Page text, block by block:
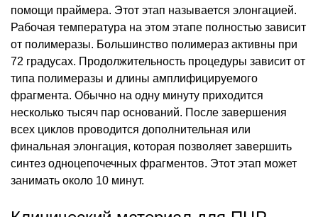
помощи праймера. Этот этап называется элонгацией.
Рабочая температура на этом этапе полностью зависит
от полимеразы. Большинство полимераз активны при
72 градусах. Продолжительность процедуры зависит от
типа полимеразы и длины амплифицируемого
фрагмента. Обычно на одну минуту приходится
несколько тысяч пар оснований. После завершения
всех циклов проводится дополнительная или
финальная элонгация, которая позволяет завершить
синтез одноцепочечных фрагментов. Этот этап может
занимать около 10 минут.